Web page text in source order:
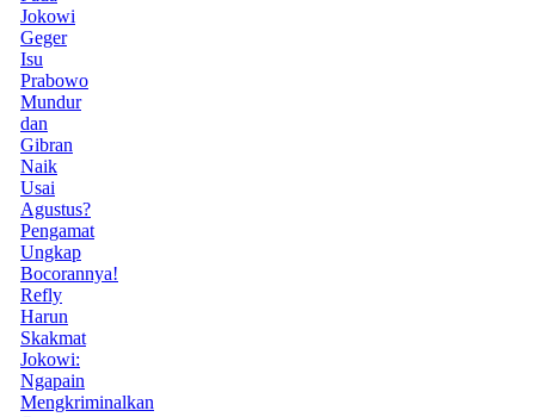
Jokowi
Geger
Isu
Prabowo
Mundur
dan
Gibran
Naik
Usai
Agustus?
Pengamat
Ungkap
Bocorannya!
Refly
Harun
Skakmat
Jokowi:
Ngapain
Mengkriminalkan